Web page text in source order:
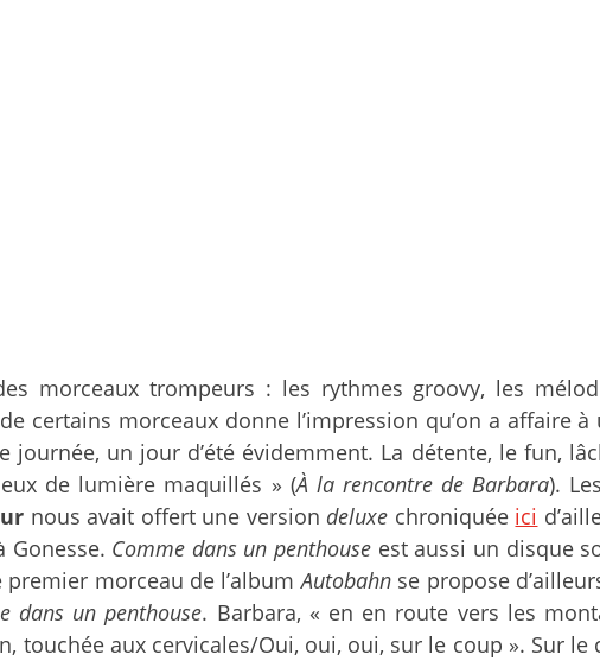
morceaux trompeurs : les rythmes groovy, les
certains morceaux donne l’impression qu’on a
journée, un jour d’été évidemment. La détente, le fun,
de lumière maquillés » (À la rencontre de Barbara).
nous avait offert une version deluxe chroniquée ici
Gonesse. Comme dans un penthouse est aussi un disque
premier morceau de l’albumAutobahnse propose
dans un penthouse. Barbara, « en en route vers les
touchée aux cervicales/Oui, oui, oui, sur le coup ». Sur